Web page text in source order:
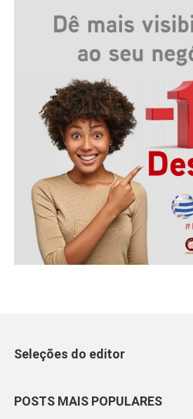
Seleções do editor
POSTS MAIS POPULARES